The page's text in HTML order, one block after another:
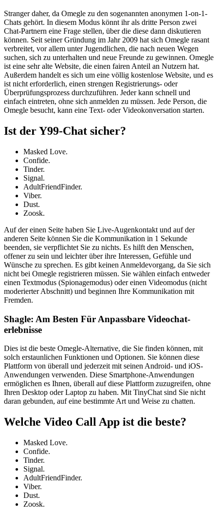
Stranger daher, da Omegle zu den sogenannten anonymen 1-on-1-
Chats gehört. In diesem Modus könnt ihr als dritte Person zwei
Chat-Partnern eine Frage stellen, über die diese dann diskutieren
können. Seit seiner Gründung im Jahr 2009 hat sich Omegle rasant
verbreitet, vor allem unter Jugendlichen, die nach neuen Wegen
suchen, sich zu unterhalten und neue Freunde zu gewinnen. Omegle
ist eine sehr alte Website, die einen fairen Anteil an Nutzern hat.
Außerdem handelt es sich um eine völlig kostenlose Website, und es
ist nicht erforderlich, einen strengen Registrierungs- oder
Überprüfungsprozess durchzuführen. Jeder kann schnell und
einfach eintreten, ohne sich anmelden zu müssen. Jede Person, die
Omegle besucht, kann eine Text- oder Videokonversation starten.
Ist der Y99-Chat sicher?
Masked Love.
Confide.
Tinder.
Signal.
AdultFriendFinder.
Viber.
Dust.
Zoosk.
Auf der einen Seite haben Sie Live-Augenkontakt und auf der
anderen Seite können Sie die Kommunikation in 1 Sekunde
beenden, sie verpflichtet Sie zu nichts. Es hilft den Menschen,
offener zu sein und leichter über ihre Interessen, Gefühle und
Wünsche zu sprechen. Es gibt keinen Anmeldevorgang, da Sie sich
nicht bei Omegle registrieren müssen. Sie wählen einfach entweder
einen Textmodus (Spionagemodus) oder einen Videomodus (nicht
moderierter Abschnitt) und beginnen Ihre Kommunikation mit
Fremden.
Shagle: Am Besten Für Anpassbare Videochat-
erlebnisse
Dies ist die beste Omegle-Alternative, die Sie finden können, mit
solch erstaunlichen Funktionen und Optionen. Sie können diese
Plattform von überall und jederzeit mit seinen Android- und iOS-
Anwendungen verwenden. Diese Smartphone-Anwendungen
ermöglichen es Ihnen, überall auf diese Plattform zuzugreifen, ohne
Ihren Desktop oder Laptop zu haben. Mit TinyChat sind Sie nicht
daran gebunden, auf eine bestimmte Art und Weise zu chatten.
Welche Video Call App ist die beste?
Masked Love.
Confide.
Tinder.
Signal.
AdultFriendFinder.
Viber.
Dust.
Zoosk.